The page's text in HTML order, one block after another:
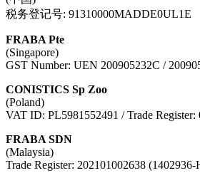
税务登记号: 91310000MADDE0UL1E
FRABA Pte
(Singapore)
GST Number: UEN 200905232C /
CONISTICS Sp Zoo
(Poland)
VAT ID: PL5981552491 / Trade Register:
FRABA SDN
(Malaysia)
Trade Register: 202101002638 (1402936-